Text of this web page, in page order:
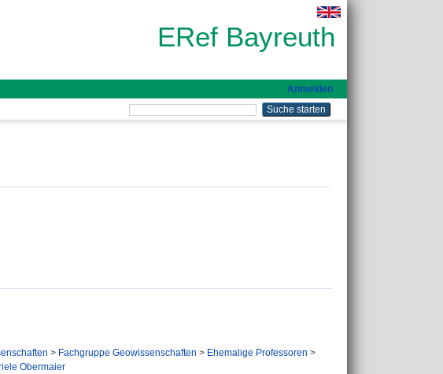
ERef Bayreuth
Anmelden
> Fachgruppe Geowissenschaften > Ehemalige Professoren >
Obermaier